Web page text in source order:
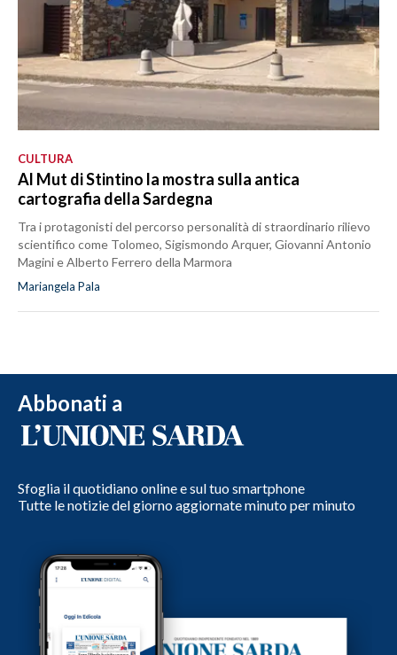
CULTURA
Al Mut di Stintino la mostra sulla antica
cartografia della Sardegna
Tra i protagonisti del percorso personalità di straordinario rilievo
scientifico come Tolomeo, Sigismondo Arquer, Giovanni Antonio
Magini e Alberto Ferrero della Marmora
Mariangela Pala
Abbonati a
Sfoglia il quotidiano online e sul tuo smartphone
Tutte le notizie del giorno aggiornate minuto per minuto